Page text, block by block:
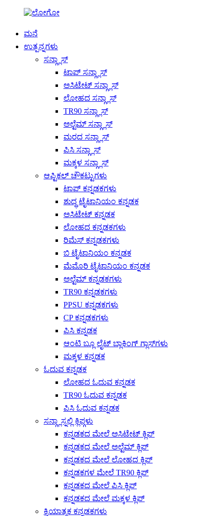
ಮನೆ
ಉತ್ಪನ್ನಗಳು
ಸನ್ಗ್ಲಾಸ್
ಟಾಪ್ ಸನ್ಗ್ಲಾಸ್
ಅಸಿಟೇಟ್ ಸನ್ಗ್ಲಾಸ್
ಲೋಹದ ಸನ್ಗ್ಲಾಸ್
TR90 ಸನ್ಗ್ಲಾಸ್
ಅಲ್ಟೆಮ್ ಸನ್ಗ್ಲಾಸ್
ಮರದ ಸನ್ಗ್ಲಾಸ್
ಪಿಸಿ ಸನ್ಗ್ಲಾಸ್
ಮಕ್ಕಳ ಸನ್ಗ್ಲಾಸ್
ಆಪ್ಟಿಕಲ್ ಚೌಕಟ್ಟುಗಳು
ಟಾಪ್ ಕನ್ನಡಕಗಳು
ಶುದ್ಧ ಟೈಟಾನಿಯಂ ಕನ್ನಡಕ
ಅಸಿಟೇಟ್ ಕನ್ನಡಕ
ಲೋಹದ ಕನ್ನಡಕಗಳು
ರಿಮೆಸ್ ಕನ್ನಡಕಗಳು
ಬಿ ಟೈಟಾನಿಯಂ ಕನ್ನಡಕ
ಮೆಮೊರಿ ಟೈಟಾನಿಯಂ ಕನ್ನಡಕ
ಅಲ್ಟೆಮ್ ಕನ್ನಡಕಗಳು
TR90 ಕನ್ನಡಕಗಳು
PPSU ಕನ್ನಡಕಗಳು
CP ಕನ್ನಡಕಗಳು
ಪಿಸಿ ಕನ್ನಡಕ
ಆಂಟಿ ಬ್ಲೂ ಲೈಟ್ ಬ್ಲಾಕಿಂಗ್ ಗ್ಲಾಸ್‌ಗಳು
ಮಕ್ಕಳ ಕನ್ನಡಕ
ಓದುವ ಕನ್ನಡಕ
ಲೋಹದ ಓದುವ ಕನ್ನಡಕ
TR90 ಓದುವ ಕನ್ನಡಕ
ಪಿಸಿ ಓದುವ ಕನ್ನಡಕ
ಸನ್ಗ್ಲಾಸ್ನಲ್ಲಿ ಕ್ಲಿಪ್ಗಳು
ಕನ್ನಡಕದ ಮೇಲೆ ಅಸಿಟೇಟ್ ಕ್ಲಿಪ್
ಕನ್ನಡಕದ ಮೇಲೆ ಅಲ್ಟೆಮ್ ಕ್ಲಿಪ್
ಕನ್ನಡಕದ ಮೇಲೆ ಲೋಹದ ಕ್ಲಿಪ್
ಕನ್ನಡಕಗಳ ಮೇಲೆ TR90 ಕ್ಲಿಪ್
ಕನ್ನಡಕದ ಮೇಲೆ ಪಿಸಿ ಕ್ಲಿಪ್
ಕನ್ನಡಕದ ಮೇಲೆ ಮಕ್ಕಳ ಕ್ಲಿಪ್
ಕ್ರಿಯಾತ್ಮಕ ಕನ್ನಡಕಗಳು